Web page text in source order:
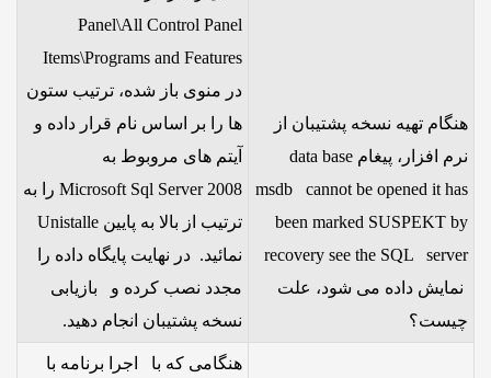
هنگام تهیه نسخه پشتیبان از
نرم افزار، پیغام data base
msdb cannot be opened it has
been marked SUSPEKT by
recovery see the SQL server
نمایش داده می شود، علت
چیست؟
Panel\All Control Panel
Items\Programs and Features
در منوی باز شده، ترتیب ستون
ها را بر اساس نام قرار داده و
آیتم های مروبوط به
Microsoft Sql Server 2008 را به
ترتیب از بالا به پایین Unistalle
نمائید. در نهایت پایگاه داده را
مجدد نصب کرده و بازیابی
نسخه پشتیبان انجام دهید.
هنگامی که با اجرا برنامه با